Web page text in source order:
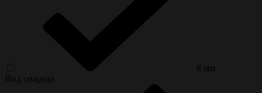
8 мм
Вид снаряда